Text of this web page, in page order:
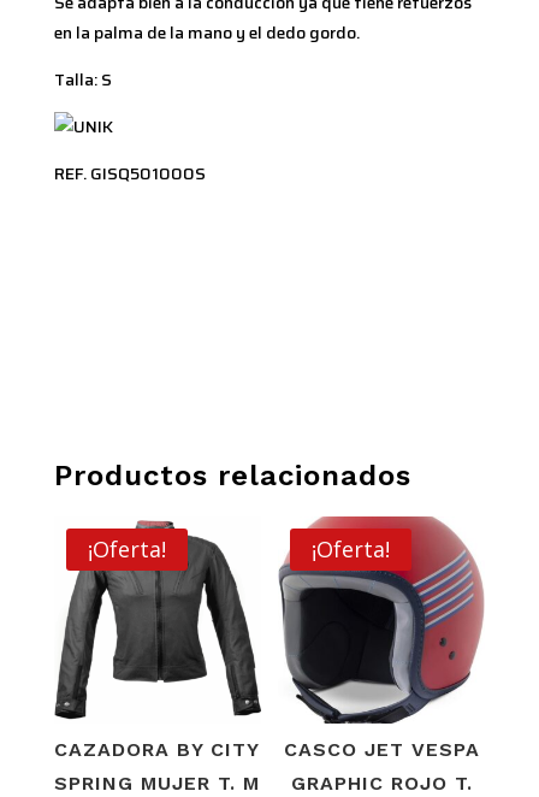
en la palma de la mano y el dedo gordo.
Talla: S
REF. GISQ501000S
Productos relacionados
¡Oferta!
CAZADORA BY CITY
SPRING MUJER T. M
¡Oferta!
CASCO JET VESPA
GRAPHIC ROJO T.